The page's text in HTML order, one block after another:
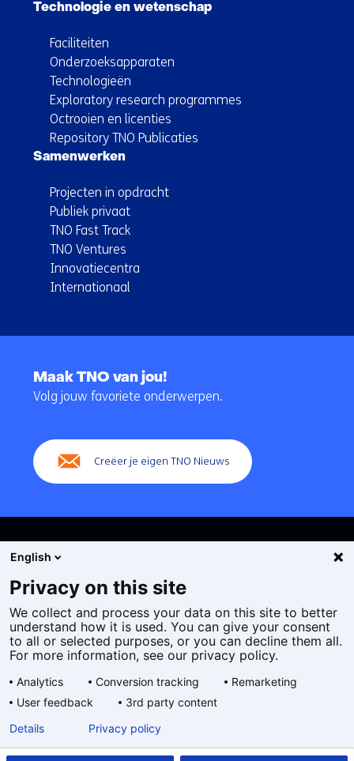
Technologie en wetenschap
Faciliteiten
Onderzoeksapparaten
Technologieën
Exploratory research programmes
Octrooien en licenties
Repository TNO Publicaties
Samenwerken
Projecten in opdracht
Publiek privaat
TNO Fast Track
TNO Ventures
Innovatiecentra
Internationaal
navigatie
Maak TNO van jou!
Volg jouw favoriete onderwerpen.
Creëer je eigen TNO Nieuws
Cookies
Privacy statement
Toegankelijkheid
Algemene voorwaarden
taal:
English
Privacy on this site
We collect and process your data on this site to better
understand how it is used. You can give your consent
to all or selected purposes, or you can decline them all.
For more information, see our privacy policy.
Analytics Conversion tracking
Remarketing
User feedback
3rd party content
Details
Privacy policy